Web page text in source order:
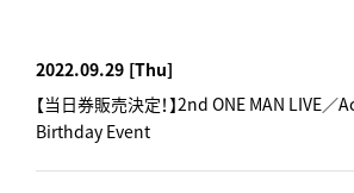
2022.09.29 [Thu]
【当日券販売決定！】2nd ONE MAN LIVE
Birthday Event